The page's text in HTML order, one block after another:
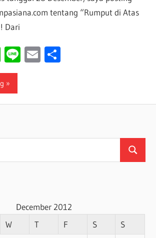
tentang “Rumput di Atas
Dari
WhatsApp
LineEmail
Search
December 2012
W T F S
S